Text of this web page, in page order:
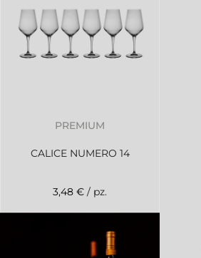
PREMIUM
CALICE NUMERO 14
3,48 € / pz.